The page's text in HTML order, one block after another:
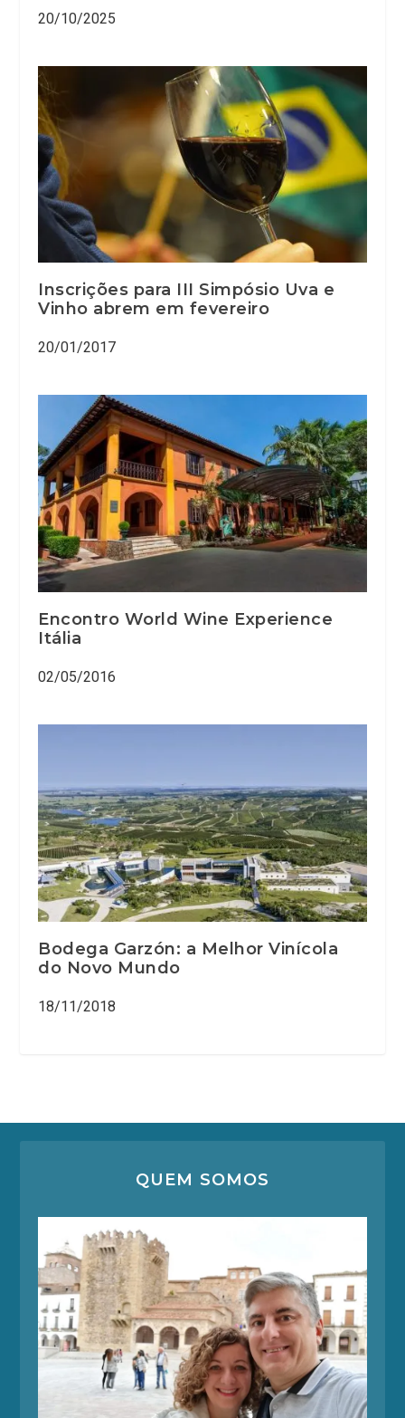
20/10/2025
Inscrições para III Simpósio Uva e
Vinho abrem em fevereiro
20/01/2017
Encontro World Wine Experience
Itália
02/05/2016
Bodega Garzón: a Melhor Vinícola
do Novo Mundo
18/11/2018
QUEM SOMOS